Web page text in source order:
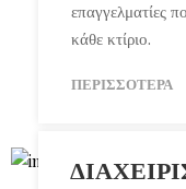
επαγγελματίες
κάθε κτίριο.
ΠΕΡΙΣΣΌΤΕΡΑ